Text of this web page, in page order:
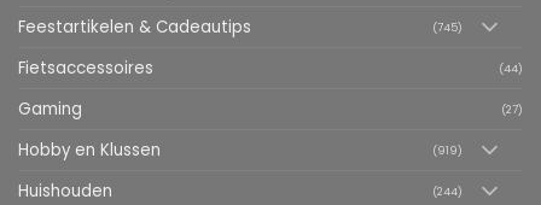
Feestartikelen & Cadeautips (745)
Fietsaccessoires (44)
Gaming (27)
Hobby en Klussen (919)
Huishouden (244)